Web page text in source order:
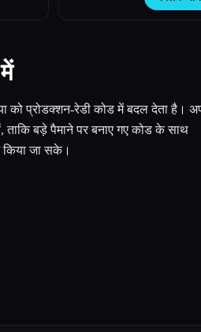
को प्रोडक्शन-रेडी कोड में बदल देता है।
बड़े पैमाने पर बनाए गए कोड के साथ
किया जा सके।